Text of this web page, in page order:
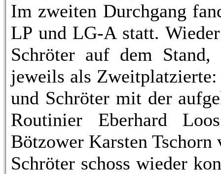
Im zweiten Durchgang
LP und LG-A statt.
Schröter auf dem
jeweils als
und Schröter mit der
Routinier Eberhard
Bötzower Karsten Tschorn
Schröter schoss wieder